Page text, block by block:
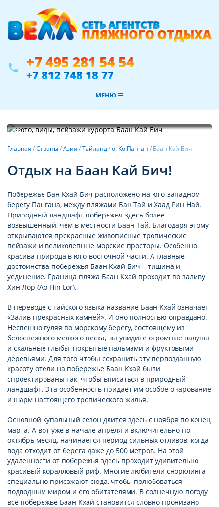
phone +7 495 281 54 54
+7 812 748 18 77
МЕНЮ ☰
Фотогалерея
Главная /Страны/Азия /Тайланд/о. Ко Панган / Баан Кай Бич
Отдых на Баан Кай Бич!
Побережье Бан Кхай Бич расположено на юго-западном
берегу Пангана, между пляжами Бан Тай и Хаад Рин Най.
Природный ландшафт побережья здесь более
возвышенный, чем в местности Баан Тай. Благодаря этому
открываются прекрасные живописные тропические
пейзажи и великолепные морские просторы. Особенно
красива природа в юго-восточной части. А главные
достоинства побережья Баан Кхай Бич – тишина и
уединение. Граница пляжа Баан Кхай проходит по заливу
Хин Лор (Ao Hin Lor).
В переводе с тайского языка название Баан Кхай означает
«Залив прекрасных камней». И оно полностью оправдано.
Неспешно гуляя по морскому берегу, состоящему из
белоснежного мелкого песка, вы увидите огромные валуны
и скальные глыбы, покрытые пальмами и фруктовыми
деревьями. Для того чтобы сохранить эту первозданную
красоту отели на побережье Баан Кхай были
спроектированы так, чтобы вписаться в природный
ландшафт. Эта особенность придает им особое очарование
и шарм настоящего тропического жилья.
Основной купальный сезон длится здесь с ноября по конец
марта. А вот уже в начале апреля и включительно по
октябрь месяц, начинается период сильных отливов, когда
вода отходит от берега даже до 500 метров. На этой
удаленности от побережья здесь проходит удивительно
красивый коралловый риф. Многие любители снорклинга
специально приезжают сюда, чтобы полюбоваться
подводным миром и его обитателями. В солнечную погоду
все побережье Баан Кхай становится словно пронизано